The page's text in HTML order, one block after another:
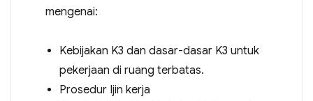
mengenai:
Kebijakan K3 dan dasar-dasar K3 untuk
pekerjaan di ruang terbatas.
Prosedur Ijin kerja